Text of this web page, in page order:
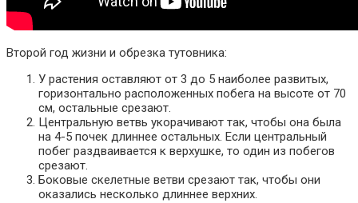
Второй год жизни и обрезка тутовника:
У растения оставляют от 3 до 5 наиболее развитых,
горизонтально расположенных побега на высоте от 70
см, остальные срезают.
Центральную ветвь укорачивают так, чтобы она была
на 4-5 почек длиннее остальных. Если центральный
побег раздваивается к верхушке, то один из побегов
срезают.
Боковые скелетные ветви срезают так, чтобы они
оказались несколько длиннее верхних.